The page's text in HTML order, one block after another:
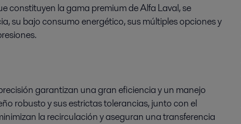
constituyen la gama premium de Alfa Laval, se
su bajo consumo energético, sus múltiples opciones y
garantizan una gran eficiencia y un manejo
robusto y sus estrictas tolerancias, junto con el
la recirculación y aseguran una transferencia